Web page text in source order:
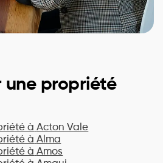
une propriété
à Acton Vale
à Alma
à Amos